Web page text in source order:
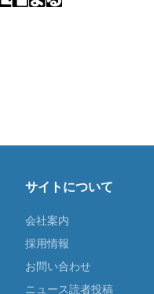
サイトについて
会社案内
採用情報
お問い合わせ
ニュース読者投稿